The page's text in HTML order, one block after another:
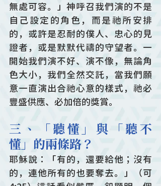
無處可容。」神呼召我們演的不是
自己設定的角色，而是祂所安排
的，或許是忍耐的僕人、忠心的見
證者，或是默默代禱的守望者。一
開始我們演不好、演不像，無論角
色大小，我們全然交託，當我們願
意一直演出合祂心意的樣式，祂必
豐盛供應、必加倍的獎賞。
三、「聽懂」與「聽不
懂」的兩條路？
耶穌說：「有的，還要給他；沒有
的，連他所有的也要奪去。」（可